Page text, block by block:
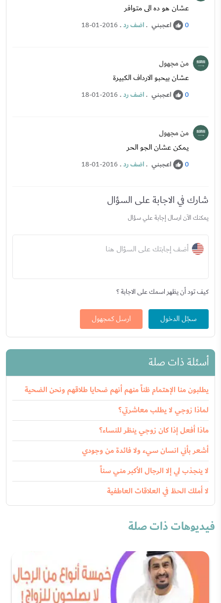
عشان هو ده الى متوافر
0 اعجبني .اضف رد.
18-01-2016
من مجهول
عشان بيحبو الارداف الكبيرة
0 اعجبني .اضف رد.
18-01-2016
من مجهول
يمكن عشان الجو الحر
0 اعجبني .اضف رد.
18-01-2016
شارك في الاجابة على السؤال
يمكنك الآن ارسال إجابة علي سؤال
أضف إجابتك على السؤال هنا
كيف تود أن يظهر اسمك على الاجابة ؟
سجّل الدخول ارسل كمجهول
أسئلة ذات صلة
يطلبون منا الإهتمام ظناً منهم أنهم ضحايا طلاقهم ونحن الضحية
لماذا زوجي لا يطلب معاشرتي؟
ماذا أفعل إذا كان زوجي ينظر للنساء؟
أشعر بأني انسان سيء ولا فائدة من وجودي
لا ينجذب لي إلا الرجال الأكبر مني سناً
لا أملك الحظ في العلاقات العاطفية
فيديوهات ذات صلة